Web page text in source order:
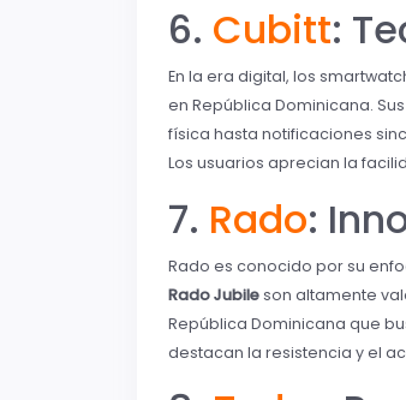
6. Cubitt:
En la era digital, los
en República Dominicana.
física hasta notificaciones
Los usuarios aprecian la
7. Rado:
Rado es conocido por su
Rado Jubileson altamente
República Dominicana que
destacan la resistencia y el